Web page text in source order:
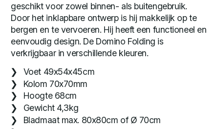
geschikt voor zowel binnen- als buitengebruik.
Door het inklapbare ontwerp is hij makkelijk op te
bergen en te vervoeren. Hij heeft een functioneel en
eenvoudig design. De Domino Folding is
verkrijgbaar in verschillende kleuren.
Voet 49x54x45cm
Kolom 70x70mm
Hoogte 68cm
Gewicht 4,3kg
Bladmaat max. 80x80cm of Ø 70cm